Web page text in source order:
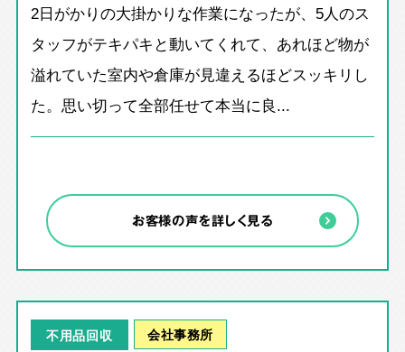
2日がかりの大掛かりな作業になったが、5人のス
タッフがテキパキと動いてくれて、あれほど物が
溢れていた室内や倉庫が見違えるほどスッキリし
た。思い切って全部任せて本当に良...
お客様の声を詳しく見る
不用品回収 会社事務所